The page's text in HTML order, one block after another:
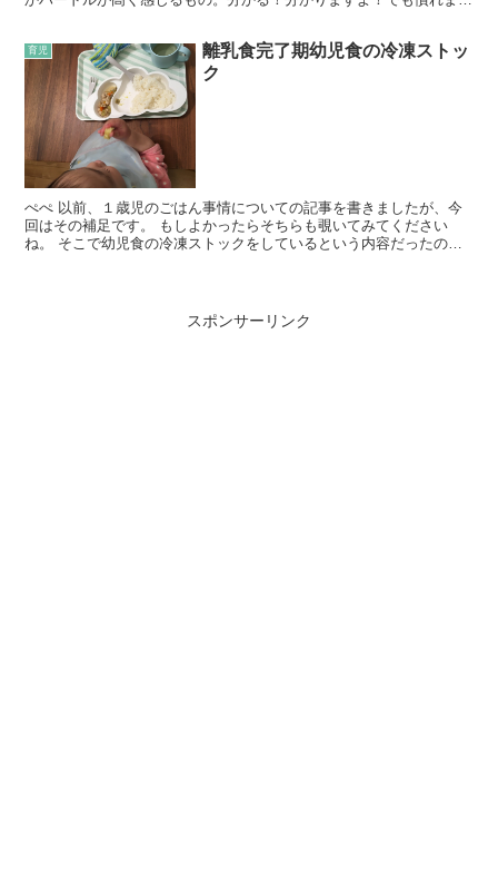
育児
離乳食完了期幼児食の冷凍ストッ
ク
ぺぺ 以前、１歳児のごはん事情についての記事を書きましたが、今
回はその補足です。 もしよかったらそちらも覗いてみてください
ね。 そこで幼児食の冷凍ストックをしているという内容だったので
スポンサーリンク